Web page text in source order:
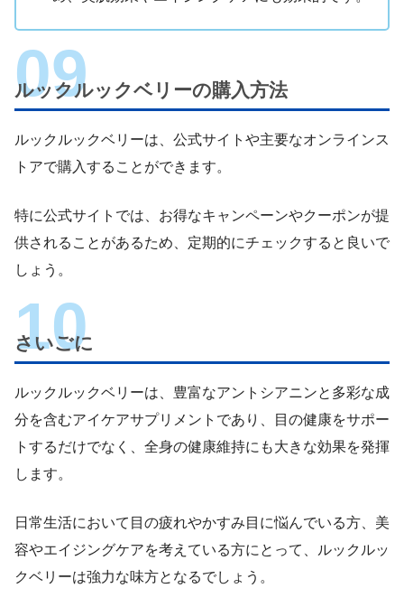
ルックルックベリーの購入方法
ルックルックベリーは、公式サイトや主要なオンラインス
トアで購入することができます。
特に公式サイトでは、お得なキャンペーンやクーポンが提
供されることがあるため、定期的にチェックすると良いで
しょう。
さいごに
ルックルックベリーは、豊富なアントシアニンと多彩な成
分を含むアイケアサプリメントであり、目の健康をサポー
トするだけでなく、全身の健康維持にも大きな効果を発揮
します。
日常生活において目の疲れやかすみ目に悩んでいる方、美
容やエイジングケアを考えている方にとって、ルックルッ
クベリーは強力な味方となるでしょう。